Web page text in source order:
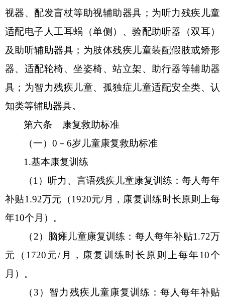
视器、配发盲杖等助视辅助器具；为听力残疾儿童
适配电子人工耳蜗（单侧）、验配助听器（双耳）
及助听辅助器具；为肢体残疾儿童装配假肢或矫形
器、适配轮椅、坐姿椅、站立架、助行器等辅助器
具；为智力残疾儿童、孤独症儿童适配安全类、认
知类等辅助器具。
第六条
康复救助标准
（一）0－6岁儿童康复救助标准
1.基本康复训练
（1 ） 听力、言语残疾儿童康复训练：每人每年
补贴1.92万元（1920元/月，康复训练时长原则上每
年10个月） 。
（ 2） 脑瘫儿童康复训练： 每人每年补贴1.72万
元（ 1720元/月，康复训练时长原则上每年10个
月） 。
（ 3 ） 智力残疾儿童康复训练：每人每年补贴